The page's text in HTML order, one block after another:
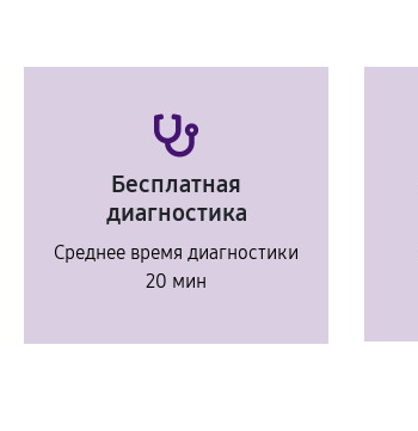
Бесплатная
диагностика
Среднее время диагностики
20 мин